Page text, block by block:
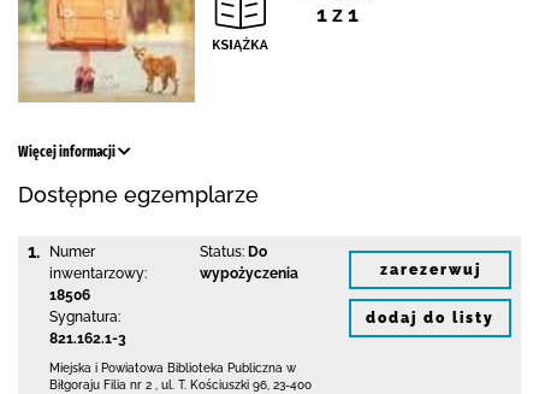
1 z 1
Więcej informacji
Dostępne egzemplarze
1.
Numer
inwentarzowy:
18506
Sygnatura:
821.162.1-3
Status: Do
wypożyczenia
Miejska i Powiatowa Biblioteka Publiczna w
Biłgoraju Filia nr 2
ul. T. Kościuszki 96 23-400
zarezerwuj
dodaj do listy